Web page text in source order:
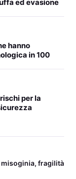
ed evasione
hanno
in 100
per la
misoginia, fragilità